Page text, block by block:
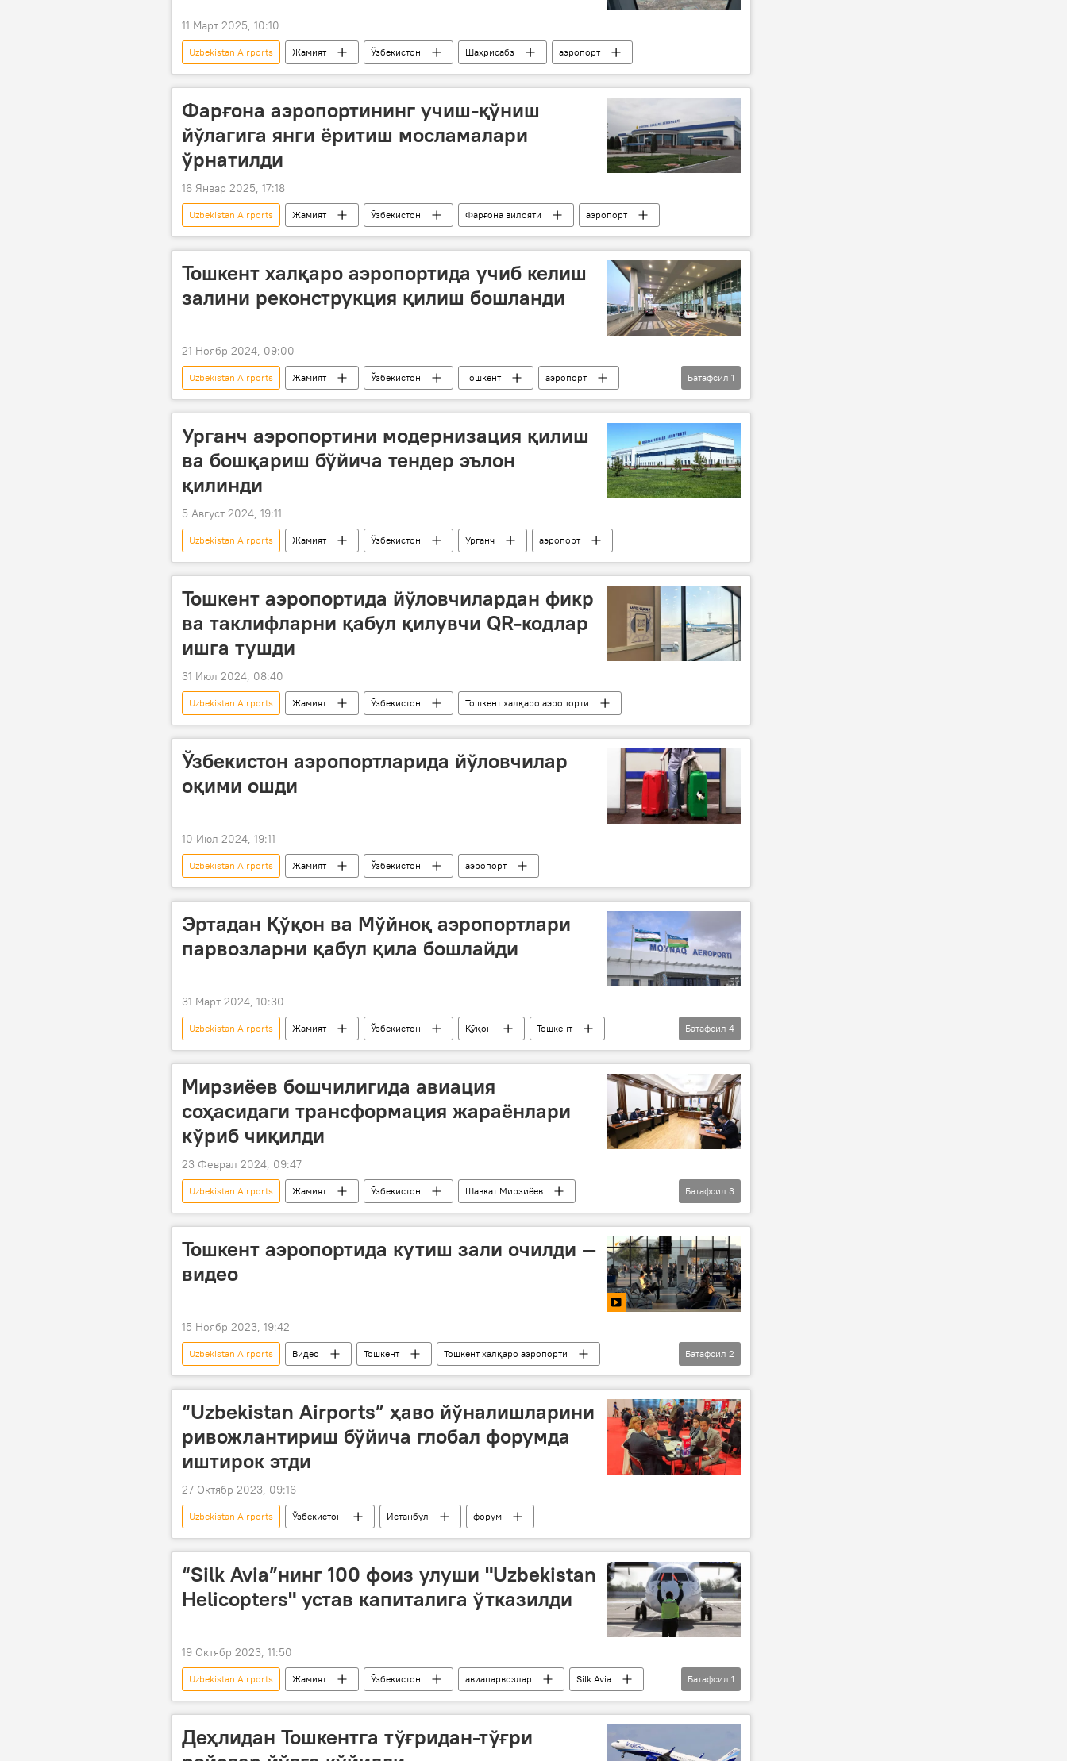
11 Март 2025, 10:10
Uzbekistan Airports Жамият Ўзбекистон Шаҳрисабз аэропорт
Фарғона аэропортининг учиш-қўниш
йўлагига янги ёритиш мосламалари
ўрнатилди
16 Январ 2025, 17:18
Uzbekistan Airports Жамият Ўзбекистон Фарғона вилояти аэропорт
Тошкент халқаро аэропортида учиб келиш
залини реконструкция қилиш бошланди
21 Ноябр 2024, 09:00
Uzbekistan Airports Жамият Ўзбекистон Тошкент
аэропорт
Тошкент халқаро аэропорти
Батафсил 1
Урганч аэропортини модернизация қилиш
ва бошқариш бўйича тендер эълон
қилинди
5 Август 2024, 19:11
Uzbekistan Airports Жамият Ўзбекистон Урганч аэропорт
Тошкент аэропортида йўловчилардан фикр
ва таклифларни қабул қилувчи QR-кодлар
ишга тушди
31 Июл 2024, 08:40
Uzbekistan Airports Жамият Ўзбекистон Тошкент халқаро аэропорти
Ўзбекистон аэропортларида йўловчилар
оқими ошди
10 Июл 2024, 19:11
Uzbekistan Airports Жамият Ўзбекистон аэропорт
Эртадан Қўқон ва Мўйноқ аэропортлари
парвозларни қабул қила бошлайди
31 Март 2024, 10:30
Uzbekistan Airports Жамият Ўзбекистон Қўқон
Тошкент
Мўйноқ тумани
Нукус авиапарвозлар Uzbekistan Airways
Батафсил 4
Мирзиёев бошчилигида авиация
соҳасидаги трансформация жараёнлари
кўриб чиқилди
23 Феврал 2024, 09:47
Uzbekistan Airports Жамият Ўзбекистон
Шавкат Мирзиёев
авиапарвозлар
авиарейслар қатнови Uzbekistan Airways
Батафсил 3
Тошкент аэропортида кутиш зали очилди —
видео
15 Ноябр 2023, 19:42
Uzbekistan Airports Видео Тошкент
Тошкент халқаро аэропорти
аэропорт
Uzbekistan Airways
Батафсил 2
“Uzbekistan Airports” ҳаво йўналишларини
ривожлантириш бўйича глобал форумда
иштирок этди
27 Октябр 2023, 09:16
Uzbekistan Airports Ўзбекистон Истанбул форум
“Silk Avia”нинг 100 фоиз улуши "Uzbekistan
Helicopters" устав капиталига ўтказилди
19 Октябр 2023, 11:50
Uzbekistan Airports Жамият Ўзбекистон авиапарвозлар
Silk Avia
янги қарор
Батафсил 1
Деҳлидан Тошкентга тўғридан-тўғри